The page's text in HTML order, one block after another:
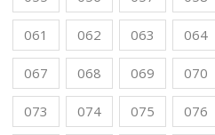
061 062 063 064
067 068 069 070
073 074 075 076